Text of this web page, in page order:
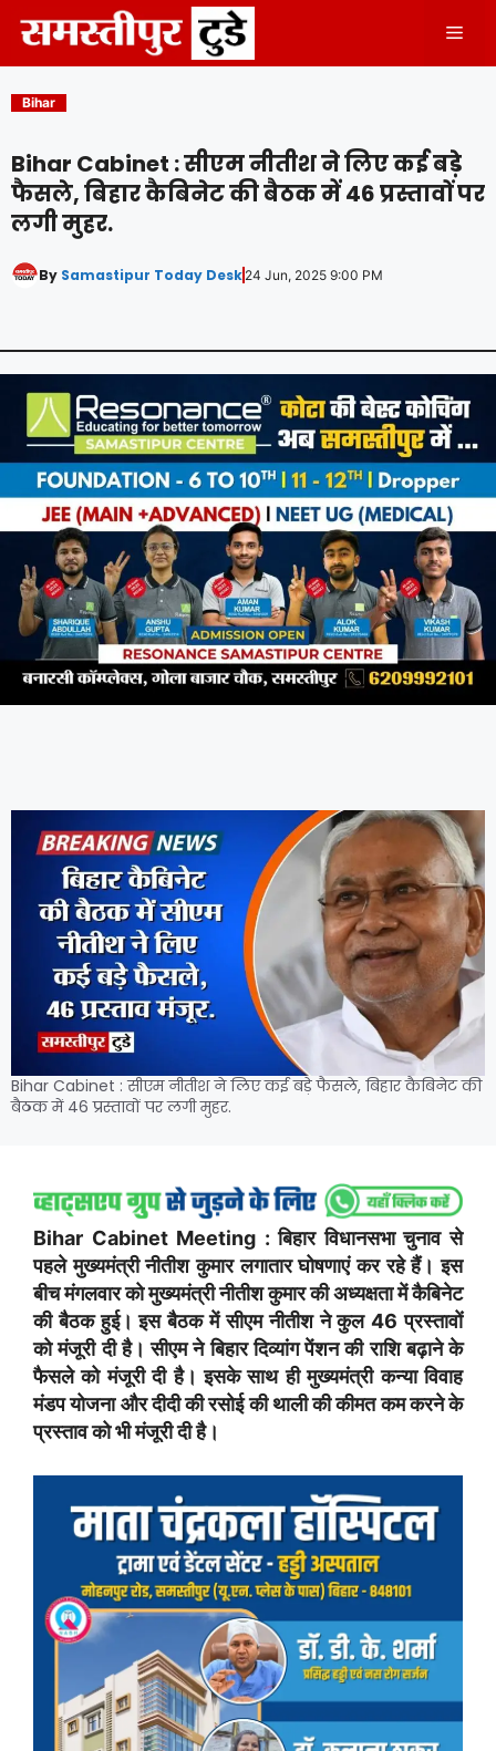
content
Bihar
Bihar Cabinet : सीएम नीतीश ने लिए कई बड़े
फैसले, बिहार कैबिनेट की बैठक में 46 प्रस्तावों पर
लगी मुहर.
By Samastipur Today Desk 24 Jun, 2025 9:00 PM
Bihar Cabinet : सीएम नीतीश ने लिए कई बड़े फैसले, बिहार कैबिनेट की
बैठक में 46 प्रस्तावों पर लगी मुहर.
Bihar Cabinet Meeting : बिहार विधानसभा चुनाव से
पहले मुख्यमंत्री नीतीश कुमार लगातार घोषणाएं कर रहे हैं। इस
बीच मंगलवार को मुख्यमंत्री नीतीश कुमार की अध्यक्षता में कैबिनेट
की बैठक हुई। इस बैठक में सीएम नीतीश ने कुल 46 प्रस्तावों
को मंजूरी दी है। सीएम ने बिहार दिव्यांग पेंशन की राशि बढ़ाने के
फैसले को मंजूरी दी है। इसके साथ ही मुख्यमंत्री कन्या विवाह
मंडप योजना और दीदी की रसोई की थाली की कीमत कम करने के
प्रस्ताव को भी मंजूरी दी है।